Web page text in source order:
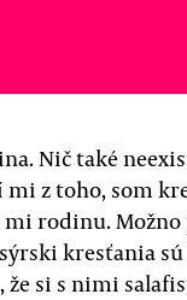
Nič také
z toho, som
rodinu.
kresťania
si s nimi